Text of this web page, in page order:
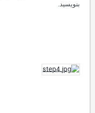
بنویسید.